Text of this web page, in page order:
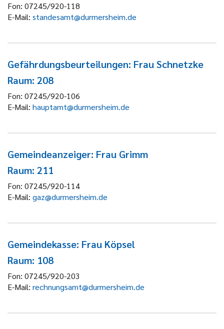
Fon: 07245/920-118
E-Mail: standesamt@durmersheim.de
Gefährdungsbeurteilungen: Frau Schnetzke
Raum: 208
Fon: 07245/920-106
E-Mail: hauptamt@durmersheim.de
Gemeindeanzeiger: Frau Grimm
Raum: 211
Fon: 07245/920-114
E-Mail: gaz@durmersheim.de
Gemeindekasse: Frau Köpsel
Raum: 108
Fon: 07245/920-203
E-Mail: rechnungsamt@durmersheim.de